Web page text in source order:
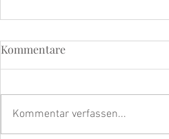
Kommentare
Kommentar verfassen...